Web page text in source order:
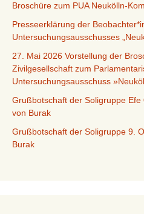
Broschüre zum PUA Neukölln-
Presseerklärung der
Untersuchungsausschusses
27. Mai 2026 Vorstellung der
Zivilgesellschaft zum
Untersuchungsausschuss
Grußbotschaft der Soligruppe Efe
von Burak
Grußbotschaft der Soligruppe 9.
Burak